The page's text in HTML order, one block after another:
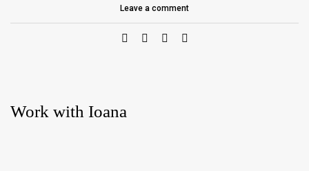
Leave a comment
Work with Ioana